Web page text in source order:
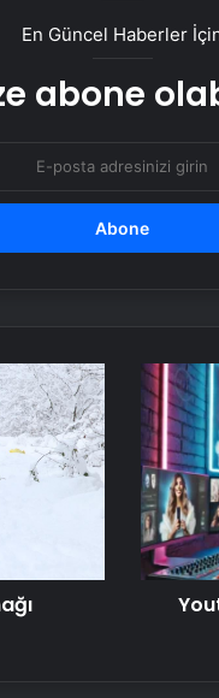
En Güncel Haberler
abone
Youtube
Sayınızı
Artıracak
12
Kritik
Strateji